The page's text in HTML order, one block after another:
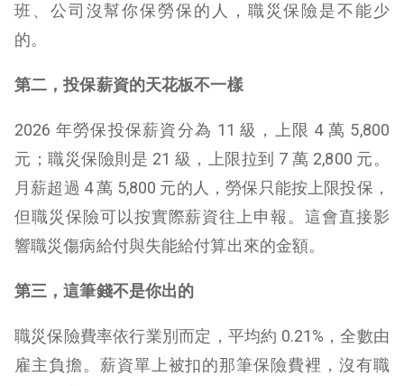
班、公司沒幫你保勞保的人，職災保險是不能少
的。
第二，投保薪資的天花板不一樣
2026 年勞保投保薪資分為 11 級，上限 4 萬 5,800
元；職災保險則是 21 級，上限拉到 7 萬 2,800 元。
月薪超過 4 萬 5,800 元的人，勞保只能按上限投保，
但職災保險可以按實際薪資往上申報。這會直接影
響職災傷病給付與失能給付算出來的金額。
第三，這筆錢不是你出的
職災保險費率依行業別而定，平均約 0.21%，全數由
雇主負擔。薪資單上被扣的那筆保險費裡，沒有職